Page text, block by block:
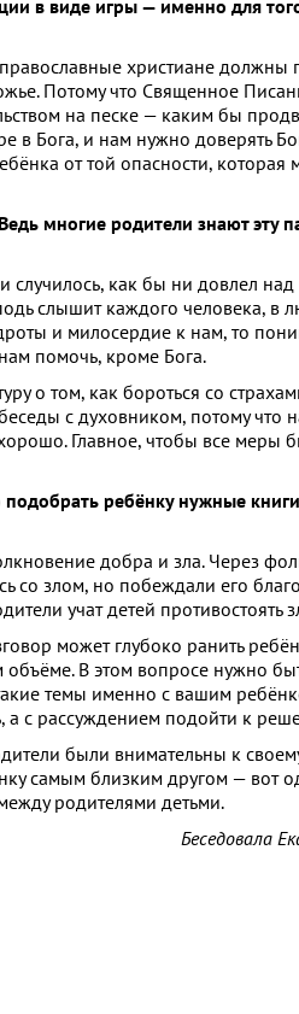
в виде игры — именно для
христиане должны
Потому что Священное
на песке — каким бы
Бога, и нам нужно доверять
от той опасности, которая
многие родители знают эту
как бы ни довлел над
слышит каждого человека, в
и милосердие к нам, то
помочь, кроме Бога.
о том, как бороться со
с духовником, потому что
Главное, чтобы все меры
ребёнку нужные
добра и зла. Через
со злом, но побеждали его
учат детей противостоять
может глубоко ранить
В этом вопросе нужно
темы именно с вашим
а с рассуждением подойти к
были внимательны к
самым близким другом — вот
родителями детьми.
Беседовала